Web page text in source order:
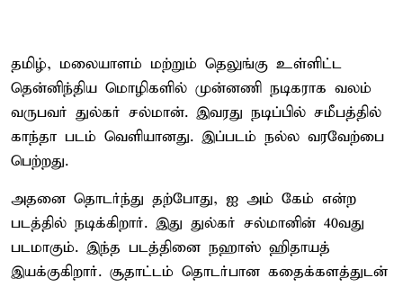
தமிழ், மலையாளம் மற்றும் தெலுங்கு உள்ளிட்ட
தென்னிந்திய மொழிகளில் முன்னணி நடிகராக வலம்
வருபவர் துல்கர் சல்மான். இவரது நடிப்பில் சமீபத்தில்
காந்தா படம் வெளியானது. இப்படம் நல்ல வரவேற்பை
பெற்றது.
அதனை தொடர்ந்து தற்போது, ஐ அம் கேம் என்ற
படத்தில் நடிக்கிறார். இது துல்கர் சல்மானின் 40வது
படமாகும். இந்த படத்தினை நஹாஸ் ஹிதாயத்
இயக்குகிறார். சூதாட்டம் தொடர்பான கதைக்களத்துடன்